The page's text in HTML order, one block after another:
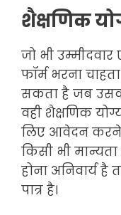
शैक्षणिक
जो भी
फॉर्म भरना
सकता है जब उसका
वही शैक्षणिक
लिए आवेदन करने
किसी भी मान्यता
होना अनिवार्य
पात्र है।